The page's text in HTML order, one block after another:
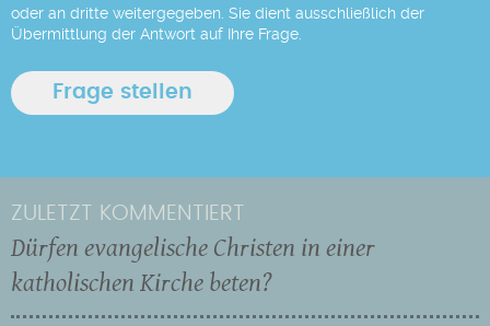
oder an dritte weitergegeben. Sie dient ausschließlich der
Übermittlung der Antwort auf Ihre Frage.
ZULETZT KOMMENTIERT
Dürfen evangelische Christen in einer
katholischen Kirche beten?